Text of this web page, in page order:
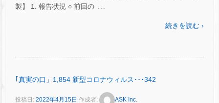
製】 1. 報告状況 ○ 前回の …
続きを読む ›
｢真実の口」1,854 新型コロナウィルス･･･342
投稿日: 2022年4月15日 作成者: ASK Inc.